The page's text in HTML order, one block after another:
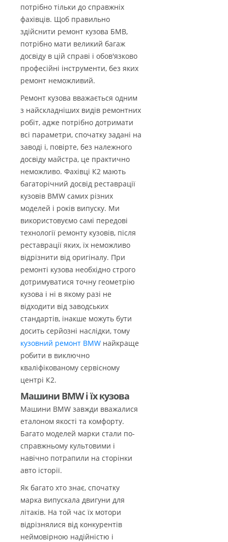
потрібно тільки до справжніх
фахівців. Щоб правильно
здійснити ремонт кузова БМВ,
потрібно мати великий багаж
досвіду в цій справі і обов'язково
професійні інструменти, без яких
ремонт неможливий.
Ремонт кузова вважається одним
з найскладніших видів ремонтних
робіт, адже потрібно дотримати
всі параметри, спочатку задані на
заводі і, повірте, без належного
досвіду майстра, це практично
неможливо. Фахівці К2 мають
багаторічний досвід реставрації
кузовів BMW самих різних
моделей і років випуску. Ми
використовуємо самі передові
технології ремонту кузовів, після
реставрації яких, їх неможливо
відрізнити від оригіналу. При
ремонті кузова необхідно строго
дотримуватися точну геометрію
кузова і ні в якому разі не
відходити від заводських
стандартів, інакше можуть бути
досить серйозні наслідки, тому
кузовний ремонт BMW найкраще
робити в виключно
кваліфікованому сервісному
центрі К2.
Машини BMW і їх кузова
Машини BMW завжди вважалися
еталоном якості та комфорту.
Багато моделей марки стали по-
справжньому культовими і
навічно потрапили на сторінки
авто історії.
Як багато хто знає, спочатку
марка випускала двигуни для
літаків. На той час їх мотори
відрізнялися від конкурентів
неймовірною надійністю і